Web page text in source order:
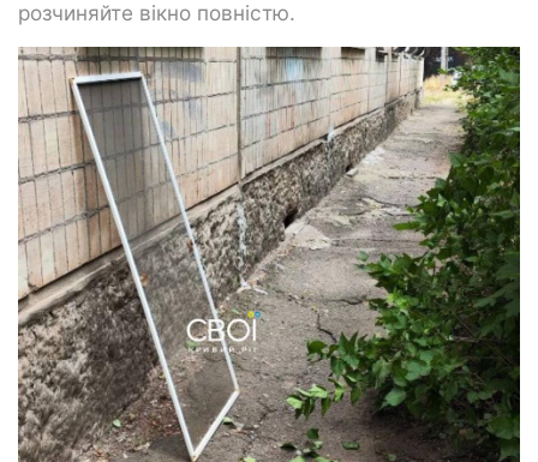
розчиняйте вікно повністю.